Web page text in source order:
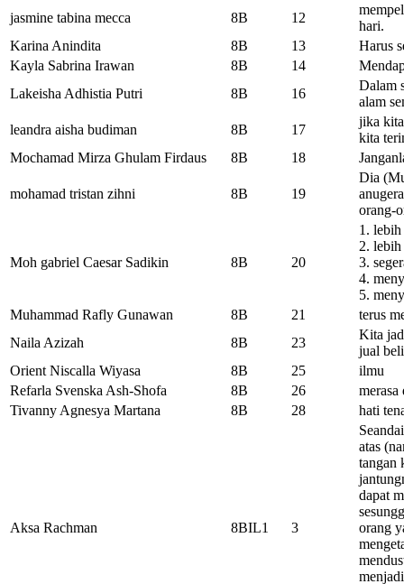
jasmine tabina mecca
8B 12
hari.
Karina Anindita
8B 13
Harus
Kayla Sabrina Irawan
8B 14
Lakeisha Adhistia Putri
8B 16
Dalam
alam
leandra aisha budiman
8B 17
jika
kita
Mochamad Mirza Ghulam Firdaus
8B 18
mohamad tristan zihni 8B 19
Dia
orang-
Moh gabriel Caesar Sadikin 8B 20
1.
2.
3.
4.
5.
Muhammad Rafly Gunawan
8B 21
terus
Naila Azizah
8B 23
Kita
jual
Orient Niscalla Wiyasa
8B 25
ilmu
Refarla Svenska Ash-Shofa
8B 26
merasa
Tivanny Agnesya Martana
8B 28 hati
Aksa Rachman 8BIL1 3
atas
tangan
dapat
orang